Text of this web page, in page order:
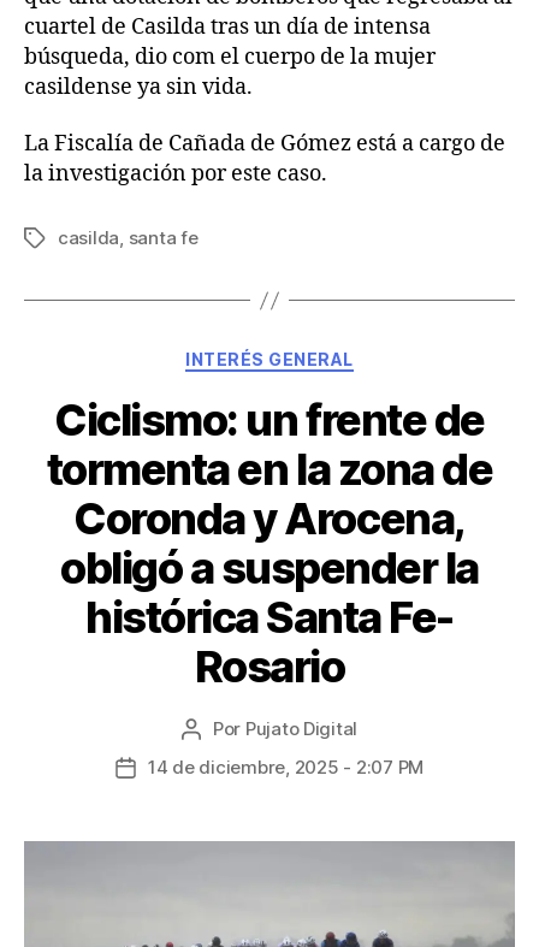
cuartel de Casilda tras un día de intensa
búsqueda, dio com el cuerpo de la mujer
casildense ya sin vida.
La Fiscalía de Cañada de Gómez está a cargo de
la investigación por este caso.
casilda, santa fe
INTERÉS GENERAL
Ciclismo: un frente de
tormenta en la zona de
Coronda y Arocena,
obligó a suspender la
histórica Santa Fe-
Rosario
Por Pujato Digital
14 de diciembre, 2025 - 2:07 PM